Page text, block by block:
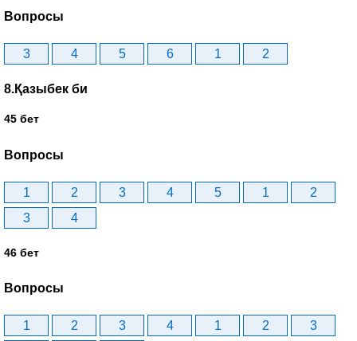
Вопросы
3 4 5 6 1 2
8.Қазыбек би
45 бет
Вопросы
1 2 3 4 5 1
2
3
4
46 бет
Вопросы
1 2 3 4 1 2 3